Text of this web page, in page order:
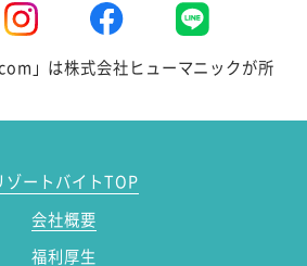
」は株式会社ヒューマニックが所
ゾートバイトTOP
会社概要
福利厚生